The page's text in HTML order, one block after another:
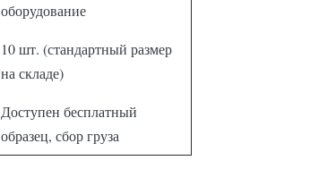
оборудование
10 шт. (стандартный размер
на складе)
Доступен бесплатный
образец, сбор груза